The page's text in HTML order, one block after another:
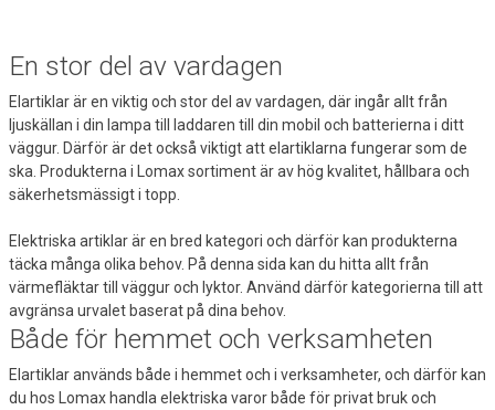
En stor del av vardagen
Elartiklar är en viktig och stor del av vardagen, där ingår allt från
ljuskällan i din lampa till laddaren till din mobil och batterierna i ditt
väggur. Därför är det också viktigt att elartiklarna fungerar som de
ska. Produkterna i Lomax sortiment är av hög kvalitet, hållbara och
säkerhetsmässigt i topp.
Elektriska artiklar är en bred kategori och därför kan produkterna
täcka många olika behov. På denna sida kan du hitta allt från
värmefläktar till väggur och lyktor. Använd därför kategorierna till att
avgränsa urvalet baserat på dina behov.
Både för hemmet och verksamheten
Elartiklar används både i hemmet och i verksamheter, och därför kan
du hos Lomax handla elektriska varor både för privat bruk och